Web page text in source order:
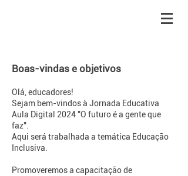
Boas-vindas e objetivos
Olá, educadores!
Sejam bem-vindos à Jornada Educativa
Aula Digital 2024 "O futuro é a gente que
faz".
Aqui será trabalhada a temática Educação
Inclusiva.
Promoveremos a capacitação de